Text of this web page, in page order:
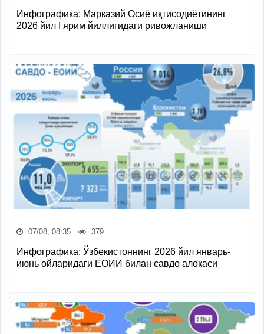
Инфографика: Марказий Осиё иқтисодиётининг
2026 йил I ярим йиллигидаги ривожланиши
07/08, 08:35 379
Инфографика: Ўзбекистоннинг 2026 йил январь-
июнь ойларидаги ЕОИИ билан савдо алоқаси